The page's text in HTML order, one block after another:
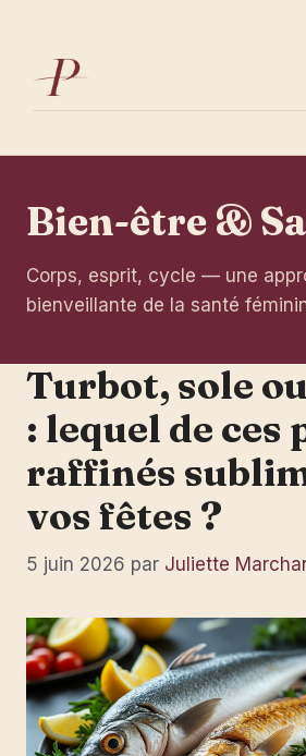
contenu
Bien-être &
Corps, esprit, cycle — une
bienveillante de la santé
Turbot, sole
: lequel de ces
raffinés
vos fêtes ?
5 juin 2026 par Juliette